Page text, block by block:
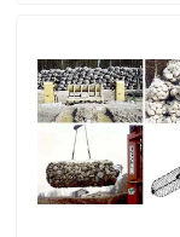
পণ্য
আমাদের সম্বন্ধে